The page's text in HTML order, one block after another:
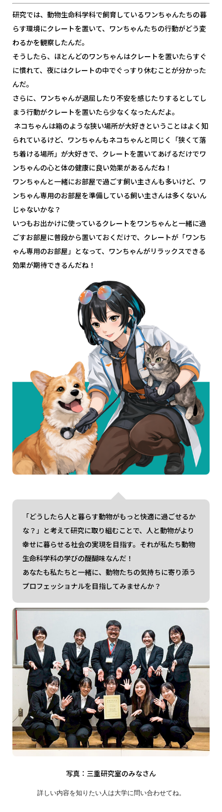
研究では、動物生命科学科で飼育しているワンちゃんたちの暮
らす環境にクレートを置いて、ワンちゃんたちの行動がどう変
わるかを観察したんだ。
そうしたら、ほとんどのワンちゃんはクレートを置いたらすぐ
に慣れて、夜にはクレートの中でぐっすり休むことが分かった
んだ。
さらに、ワンちゃんが退屈したり不安を感じたりするとしてし
まう行動がクレートを置いたら少なくなったんだよ。
ネコちゃんは箱のような狭い場所が大好きということはよく知
られているけど、ワンちゃんもネコちゃんと同じく「狭くて落
ち着ける場所」が大好きで、クレートを置いてあげるだけでワ
ンちゃんの心と体の健康に良い効果があるんだね！
ワンちゃんと一緒にお部屋で過ごす飼い主さんも多いけど、ワ
ンちゃん専用のお部屋を準備している飼い主さんは多くないん
じゃないかな？
いつもお出かけに使っているクレートをワンちゃんと一緒に過
ごすお部屋に普段から置いておくだけで、クレートが「ワンち
ゃん専用のお部屋」となって、ワンちゃんがリラックスできる
効果が期待できるんだね！
「どうしたら人と暮らす動物がもっと快適に過ごせるか
な？」と考えて研究に取り組むことで、人と動物がより
幸せに暮らせる社会の実現を目指す。それが私たち動物
生命科学科の学びの醍醐味なんだ！
あなたも私たちと一緒に、動物たちの気持ちに寄り添う
プロフェッショナルを目指してみませんか？
写真：三重研究室のみなさん
詳しい内容を知りたい人は大学に問い合わせてね。